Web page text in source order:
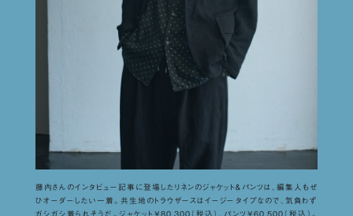
藤内さんのインタビュー記事に登場したリネンのジャケット＆パンツは、編集人もぜ
ひオーダーしたい一着。共生地のトラウザースはイージータイプなので、気負わず
ガシガシ着られそうだ。ジャケット¥80,300（税込）、パンツ¥60,500（税込）。